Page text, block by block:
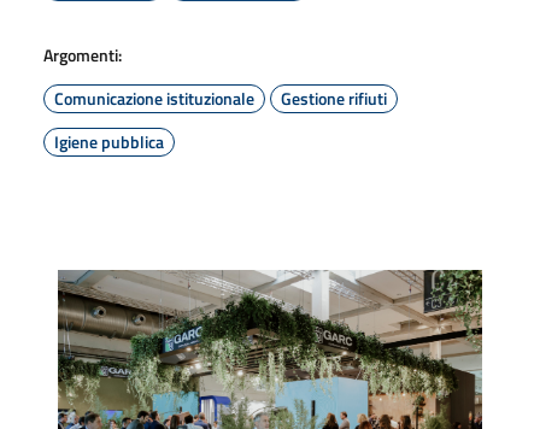
Argomenti:
Comunicazione istituzionale
Gestione rifiuti
Igiene pubblica